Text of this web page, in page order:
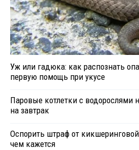
Уж или гадюка: как распознать
первую помощь при укусе
Паровые котлетки с водорослями
на завтрак
Оспорить штраф от
чем кажется